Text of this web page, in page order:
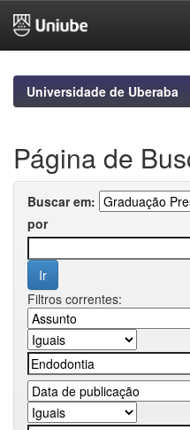
navigationUniversidade de Uberaba
Página de
Buscar em:
por
Filtros correntes: